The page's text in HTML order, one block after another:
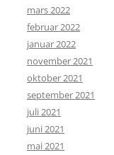
mars 2022
februar 2022
januar 2022
november 2021
oktober 2021
september 2021
juli 2021
juni 2021
mai 2021